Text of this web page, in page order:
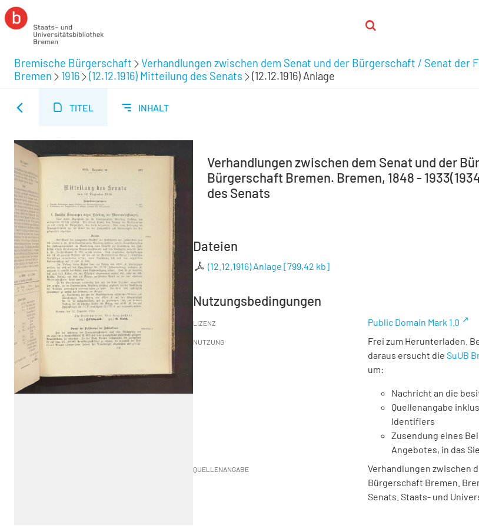
Bremische Bürgerschaft
Verhandlungen zwischen dem Senat und der Bürgerschaft / Senat der
Bremen
1916 (12.12.1916) Mitteilung des Senats (12.12.1916) Anlage
TITEL INHALT
Verhandlungen zwischen dem Senat und der
Bürgerschaft Bremen. Bremen, 1848 -
des Senats
Dateien
(12.12.1916) Anlage [799,42 kb]
Nutzungsbedingungen
LIZENZ Public Domain Mark 1.0
NUTZUNG
Frei zum Herunterladen.
daraus ersucht die SuUB
um:
Nachricht an die
Quellenangabe
Identifiers
Zusendung eines
Angebotes, in das
QUELLENANGABE
Verhandlungen zwischen
Bürgerschaft Bremen.
Senats. Staats- und